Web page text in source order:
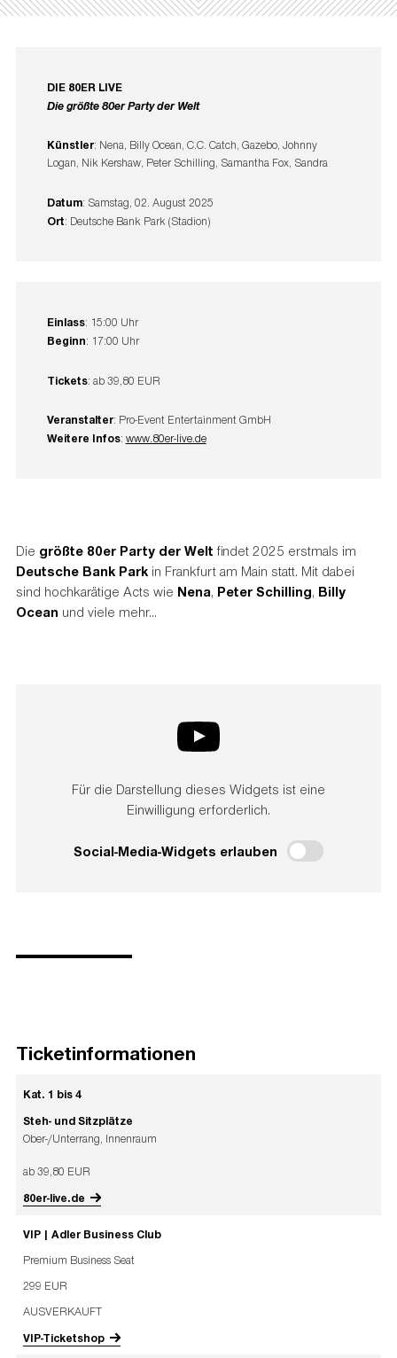
DIE 80ER LIVE
Die größte 80er Party der Welt
Künstler: Nena, Billy Ocean, C.C. Catch, Gazebo, Johnny
Logan, Nik Kershaw, Peter Schilling, Samantha Fox, Sandra
Datum: Samstag, 02. August 2025
Ort: Deutsche Bank Park (Stadion)
Einlass: 15:00 Uhr
Beginn: 17:00 Uhr
Tickets: ab 39,80 EUR
Veranstalter: Pro-Event Entertainment GmbH
Weitere Infos: www.80er-live.de
Die größte 80er Party der Welt findet 2025 erstmals im
Deutsche Bank Parkin Frankfurt am Main statt. Mit dabei
sind hochkarätige Acts wie Nena, Peter Schilling, Billy
Ocean und viele mehr...
Für die Darstellung dieses Widgets ist eine
Einwilligung erforderlich.
Social-Media-Widgets erlauben
Ticketinformationen
Kat. 1 bis 4
Steh- und Sitzplätze
Ober-/Unterrang, Innenraum
ab 39,80 EUR
80er-live.de
VIP | Adler Business Club
Premium Business Seat
299 EUR
AUSVERKAUFT
VIP-Ticketshop